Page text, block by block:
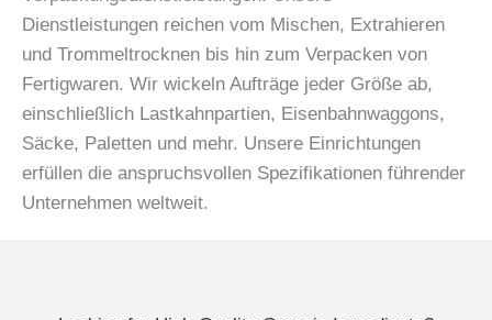
Dienstleistungen reichen vom Mischen, Extrahieren
und Trommeltrocknen bis hin zum Verpacken von
Fertigwaren. Wir wickeln Aufträge jeder Größe ab,
einschließlich Lastkahnpartien, Eisenbahnwaggons,
Säcke, Paletten und mehr. Unsere Einrichtungen
erfüllen die anspruchsvollen Spezifikationen führender
Unternehmen weltweit.